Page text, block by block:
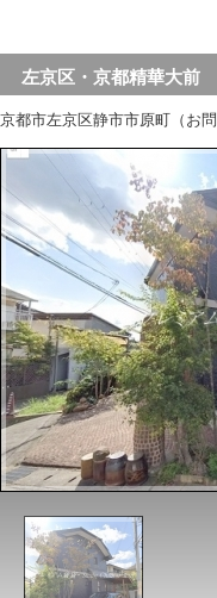
左京区・京都精華大前
京都市左京区静市市原町（お